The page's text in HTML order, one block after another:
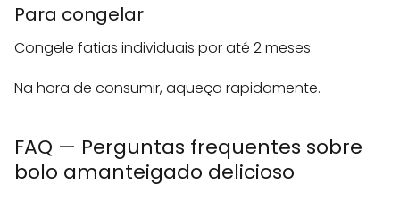
Para congelar
Congele fatias individuais por até 2 meses.
Na hora de consumir, aqueça rapidamente.
FAQ — Perguntas frequentes sobre
bolo amanteigado delicioso